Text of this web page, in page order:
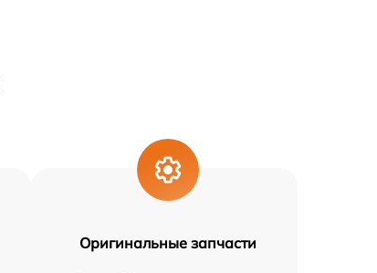
Оригинальные запчасти